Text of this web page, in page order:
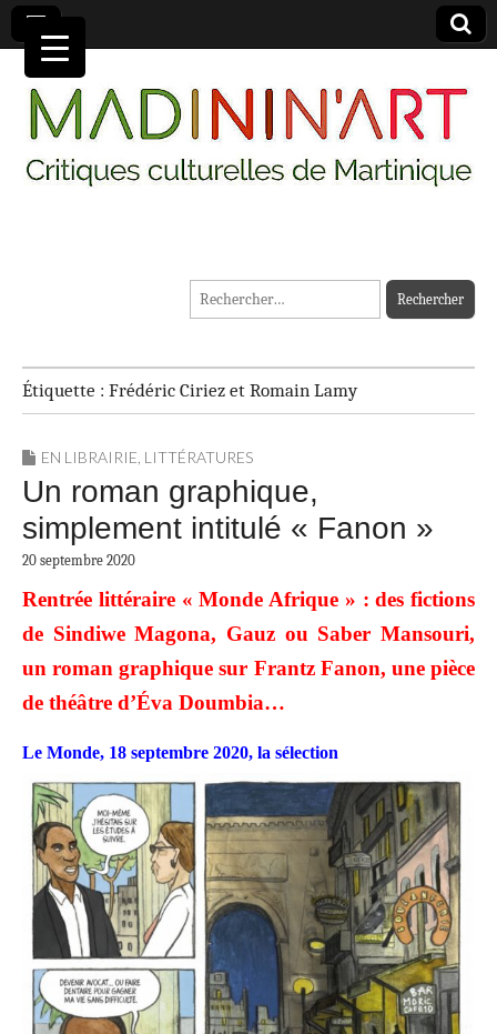
MADININ'ART
Rechercher :
Étiquette : Frédéric Ciriez et Romain Lamy
EN LIBRAIRIE, LITTÉRATURES
Un roman graphique,
simplement intitulé « Fanon »
20 septembre 2020
Rentrée littéraire « Monde Afrique » : des fictions
de Sindiwe Magona, Gauz ou Saber Mansouri,
un roman graphique sur Frantz Fanon, une pièce
de théâtre d’Éva Doumbia…
Le Monde, 18 septembre 2020, la sélection